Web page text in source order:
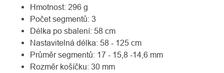
Hmotnost: 296 g
Počet segmentů: 3
Délka po sbalení: 58 cm
Nastavitelná délka: 58 - 125 cm
Průměr segmentů: 17 - 15,8 -14,6 mm
Rozměr košíčku: 30 mm